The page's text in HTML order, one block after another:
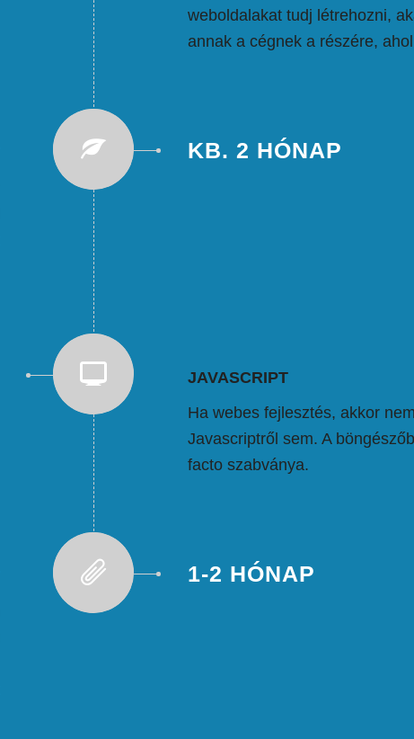
weboldalakat tudj létrehozni,
annak a cégnek a részére,
KB. 2 HÓNAP
JAVASCRIPT
Ha webes fejlesztés, akkor
Javascriptről sem. A
facto szabványa.
1-2 HÓNAP